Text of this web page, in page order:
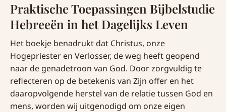
Praktische Toepassingen Bijbelstudie
Hebreeën in het Dagelijks Leven
Het boekje benadrukt dat Christus, onze
Hogepriester en Verlosser, de weg heeft geopend
naar de genadetroon van God. Door zorgvuldig te
reflecteren op de betekenis van Zijn offer en het
daaropvolgende herstel van de relatie tussen God en
mens, worden wij uitgenodigd om onze eigen